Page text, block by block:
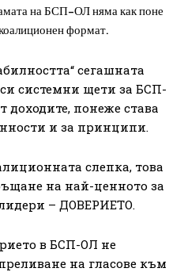
на БСП-ОЛ няма как поне
формат.
сегашната
системни щети за БСП-
доходите, понеже става
и за принципи.
слепка, това
на най-ценното за
– ДОВЕРИЕТО.
в БСП-ОЛ не
на гласове към